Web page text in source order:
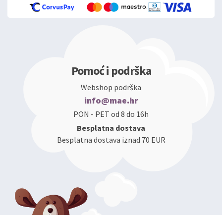
Pomoć i podrška
Webshop podrška
info@mae.hr
PON - PET od 8 do 16h
Besplatna dostava
Besplatna dostava iznad 70 EUR